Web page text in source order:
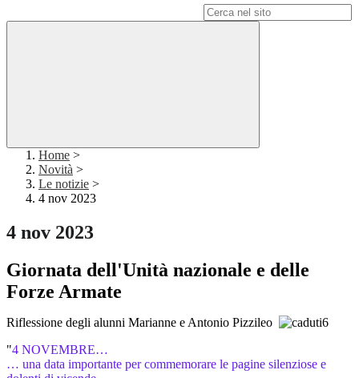
Home >
Novità >
Le notizie >
4 nov 2023
4 nov 2023
Giornata dell'Unità nazionale e delle
Forze Armate
Riflessione degli alunni Marianne e Antonio Pizzileo
"4 NOVEMBRE…
… una data importante per commemorare le pagine silenziose e